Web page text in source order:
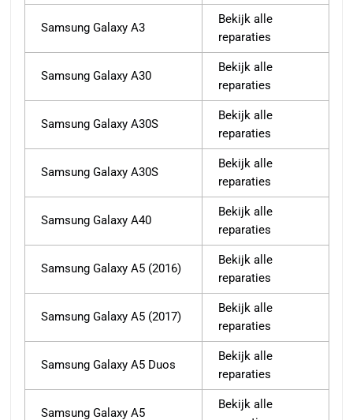
Samsung Galaxy A3
Bekijk alle
reparaties
Samsung Galaxy A30
Bekijk alle
reparaties
Samsung Galaxy A30S
Bekijk alle
reparaties
Samsung Galaxy A30S
Bekijk alle
reparaties
Samsung Galaxy A40
Bekijk alle
reparaties
Samsung Galaxy A5 (2016)
Bekijk alle
reparaties
Samsung Galaxy A5 (2017)
Bekijk alle
reparaties
Samsung Galaxy A5 Duos
Bekijk alle
reparaties
Samsung Galaxy A5
Bekijk alle